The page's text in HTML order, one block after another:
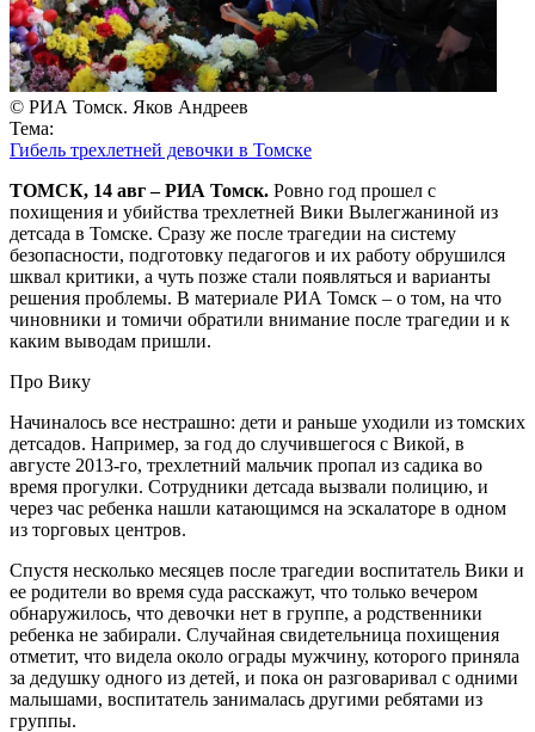
© РИА Томск. Яков Андреев
Тема:
Гибель трехлетней девочки в Томске
ТОМСК, 14 авг – РИА Томск. Ровно год прошел с
похищения и убийства трехлетней Вики Вылегжаниной из
детсада в Томске. Сразу же после трагедии на систему
безопасности, подготовку педагогов и их работу обрушился
шквал критики, а чуть позже стали появляться и варианты
решения проблемы. В материале РИА Томск – о том, на что
чиновники и томичи обратили внимание после трагедии и к
каким выводам пришли.
Про Вику
Начиналось все нестрашно: дети и раньше уходили из томских
детсадов. Например, за год до случившегося с Викой, в
августе 2013-го, трехлетний мальчик пропал из садика во
время прогулки. Сотрудники детсада вызвали полицию, и
через час ребенка нашли катающимся на эскалаторе в одном
из торговых центров.
Спустя несколько месяцев после трагедии воспитатель Вики и
ее родители во время суда расскажут, что только вечером
обнаружилось, что девочки нет в группе, а родственники
ребенка не забирали. Случайная свидетельница похищения
отметит, что видела около ограды мужчину, которого приняла
за дедушку одного из детей, и пока он разговаривал с одними
малышами, воспитатель занималась другими ребятами из
группы.